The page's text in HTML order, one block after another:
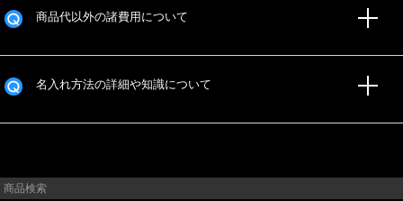
商品代以外の諸費用について
名入れ方法の詳細や知識について
商品検索